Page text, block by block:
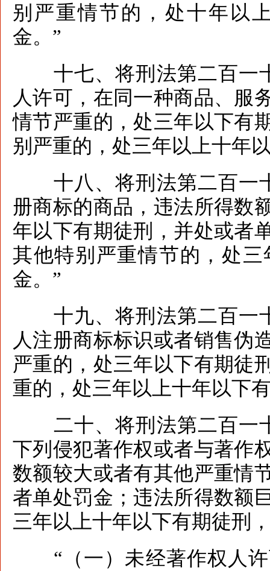
别严重情节的，处十年以
金。”
十七、将刑法第二百一
人许可，在同一种商品、服
情节严重的，处三年以下有
别严重的，处三年以上十年
十八、将刑法第二百一
册商标的商品，违法所得数
年以下有期徒刑，并处或者
其他特别严重情节的，处
金。”
十九、将刑法第二百一
人注册商标标识或者销售伪
严重的，处三年以下有期徒
重的，处三年以上十年以下
二十、将刑法第二百一
下列侵犯著作权或者与著作
数额较大或者有其他严重情
者单处罚金；违法所得数额
三年以上十年以下有期徒刑
“（一）未经著作权人许